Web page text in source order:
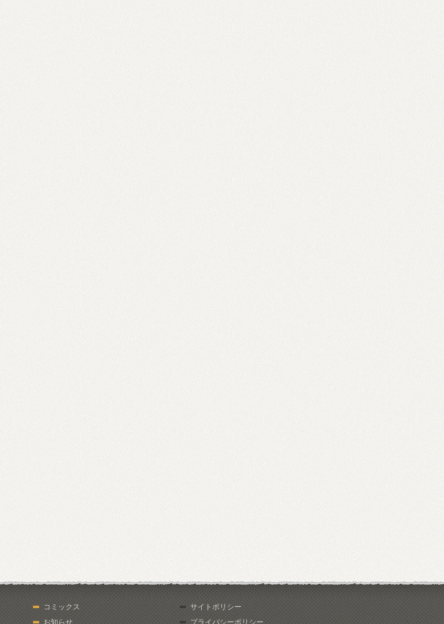
コミックス
お知らせ
サイトポリシー
プライバシーポリシー